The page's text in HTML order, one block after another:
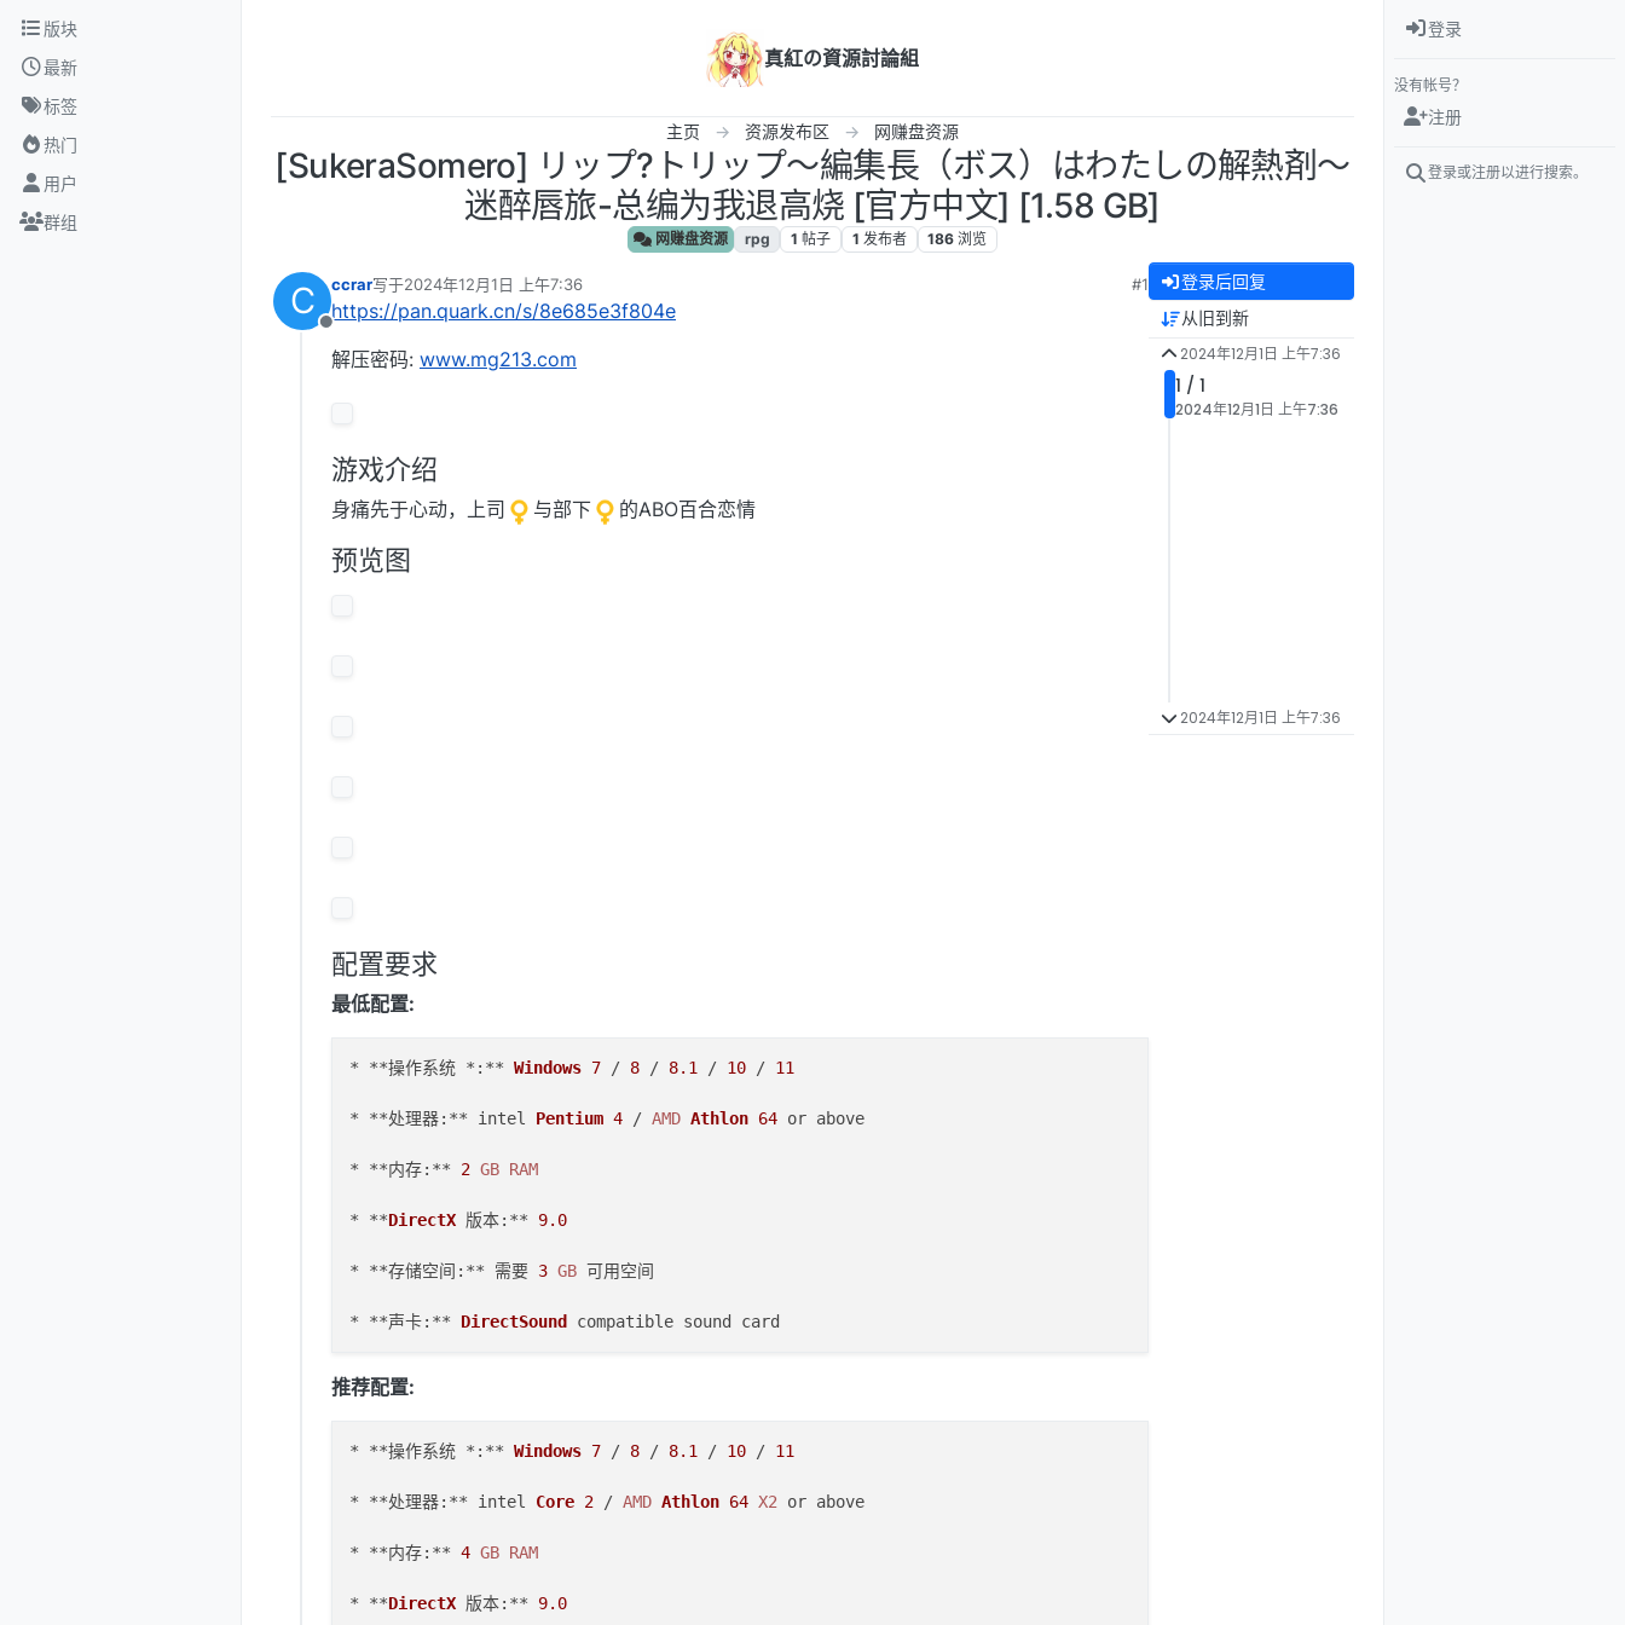
跳转至内容
版块
最新
标签
热门
用户
群组
真紅の資源討論組
主页 资源发布区 网赚盘资源
[SukeraSomero] リップ?トリップ～編集長（ボス）はわたしの解熱剤～
迷醉唇旅-总编为我退高烧 [官方中文] [1.58 GB]
网赚盘资源 rpg 1 帖子 1 发布者 186 浏览
C
离线
ccrar写于2024年12月1日 上午7:36
最后由 编辑
#1
https://pan.quark.cn/s/8e685e3f804e
解压密码: www.mg213.com
游戏介绍
身痛先于心动，上司 与部下 的ABO百合恋情
预览图
配置要求
最低配置:
* **操作系统 *:** Windows 7 / 8 / 8.1 / 10 / 11
* **处理器:** intel Pentium 4 / AMD Athlon 64 or above
* **内存:** 2 GB RAM
* **DirectX 版本:** 9.0
* **存储空间:** 需要 3 GB 可用空间
* **声卡:** DirectSound
推荐配置:
* **操作系统 *:** Windows 7 / 8 / 8.1 / 10 / 11
* **处理器:** intel Core 2 / AMD Athlon 64 X2 or above
* **内存:** 4 GB RAM
* **DirectX 版本:** 9.0
登录后回复
从旧到新
2024年12月1日 上午7:36
1 / 1
2024年12月1日 上午7:36
2024年12月1日 上午7:36
登录
没有帐号？
注册
登录或注册以进行搜索。